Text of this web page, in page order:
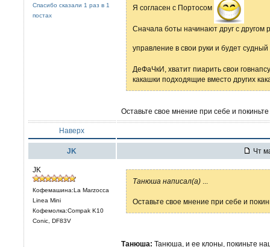
Спасибо сказали 1 раз в 1
постах
Я согласен с Портосом
Сначала боты начинают друг с другом
управление в свои руки и будет
ДеФаЧкИ, хватит пиарить свои
какашки подходящие вместо других
Оставьте свое мнение при себе и
Наверх
JK Чт
JK
Кофемашина:La Marzocca
Linea Mini
Кофемолка:Compak K10
Conic, DF83V
Танюша написал(а)
Оставьте свое мнение при себе и
Танюша: Танюша, и ее клоны, покиньте